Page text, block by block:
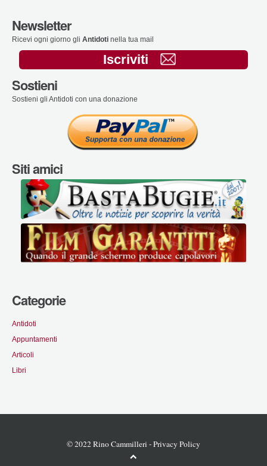
Newsletter
Ricevi ogni giorno gli Antidoti nella tua mail
Iscriviti
Sostieni
Sostieni gli Antidoti con una donazione
Siti amici
Categorie
Antidoti
Appuntamenti
Articoli
Libri
© 2022 Rino Cammilleri -Privacy Policy